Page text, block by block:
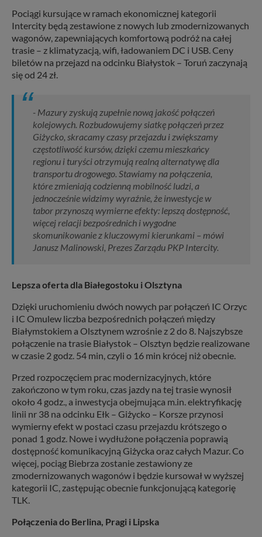
Pociągi kursujące w ramach ekonomicznej kategorii
Intercity będą zestawione z nowych lub zmodernizowanych
wagonów, zapewniających komfortową podróż na całej
trasie – z klimatyzacją, wifi, ładowaniem DC i USB. Ceny
biletów na przejazd na odcinku Białystok – Toruń zaczynają
się od 24 zł.
- Mazury zyskują zupełnie nową jakość połączeń
kolejowych. Rozbudowujemy siatkę połączeń przez
Giżycko, skracamy czasy przejazdu i zwiększamy
częstotliwość kursów, dzięki czemu mieszkańcy
regionu i turyści otrzymują realną alternatywę dla
transportu drogowego. Stawiamy na połączenia,
które zmieniają codzienną mobilność ludzi, a
jednocześnie widzimy wyraźnie, że inwestycje w
tabor przynoszą wymierne efekty: lepszą dostępność,
więcej relacji bezpośrednich i wygodne
skomunikowanie z kluczowymi kierunkami – mówi
Janusz Malinowski, Prezes Zarządu PKP Intercity.
Lepsza oferta dla Białegostoku i Olsztyna
Dzięki uruchomieniu dwóch nowych par połączeń IC Orzyc
i IC Omulew liczba bezpośrednich połączeń między
Białymstokiem a Olsztynem wzrośnie z 2 do 8. Najszybsze
połączenie na trasie Białystok – Olsztyn będzie realizowane
w czasie 2 godz. 54 min, czyli o 16 min krócej niż obecnie.
Przed rozpoczęciem prac modernizacyjnych, które
zakończono w tym roku, czas jazdy na tej trasie wynosił
około 4 godz., a inwestycja obejmująca m.in. elektryfikację
linii nr 38 na odcinku Ełk – Giżycko – Korsze przynosi
wymierny efekt w postaci czasu przejazdu krótszego o
ponad 1 godz. Nowe i wydłużone połączenia poprawią
dostępność komunikacyjną Giżycka oraz całych Mazur. Co
więcej, pociąg Biebrza zostanie zestawiony ze
zmodernizowanych wagonów i będzie kursował w wyższej
kategorii IC, zastępując obecnie funkcjonującą kategorię
TLK.
Połączenia do Berlina, Pragi i Lipska